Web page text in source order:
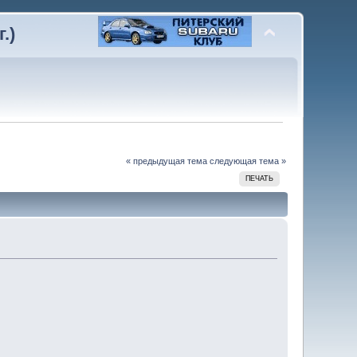
« предыдущая тема следующая тема »
ПЕЧАТЬ